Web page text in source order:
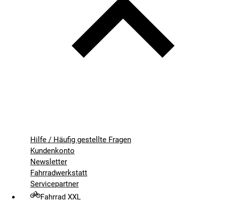
Hilfe / Häufig gestellte Fragen
Kundenkonto
Newsletter
Fahrradwerkstatt
Servicepartner
Fahrrad XXL